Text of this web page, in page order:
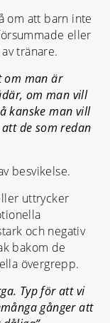
om att barn inte
eller
tränare.
om man är
om man vill
kanske man vill
de som redan
besvikelse.
uttrycker
och negativ
bakom de
övergrepp.
Typ för att vi
gånger att